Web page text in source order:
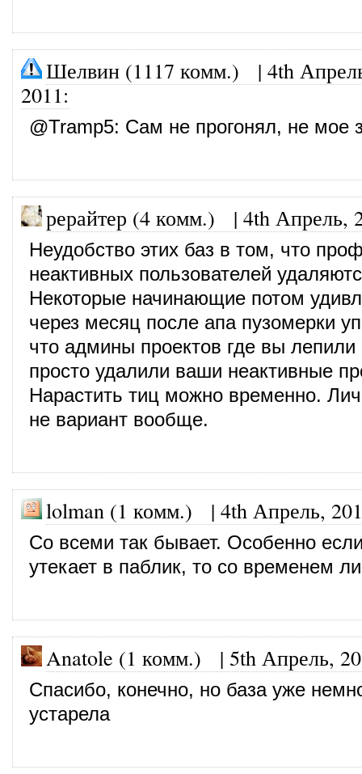
Шелвин (1117 комм.) | 4th
2011:
@Tramp5: Сам не прогонял, не мое
рерайтер (4 комм.) | 4th Апрель,
Неудобство этих баз в том, что
неактивных пользователей
Некоторые начинающие потом
через месяц после апа пузомерки
что админы проектов где вы лепили
просто удалили ваши неактивные
Нарастить тиц можно временно.
не вариант вообще.
lolman (1 комм.) | 4th Апрель,
Со всеми так бывает. Особенно
утекает в паблик, то со временем
Anatole (1 комм.) | 5th Апрель,
Спасибо, конечно, но база уже
устарела